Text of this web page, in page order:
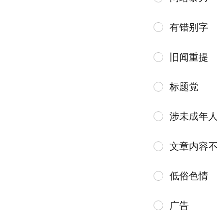
有错别字
旧闻重提
标题党
涉未成年
文章内容
低俗色情
广告